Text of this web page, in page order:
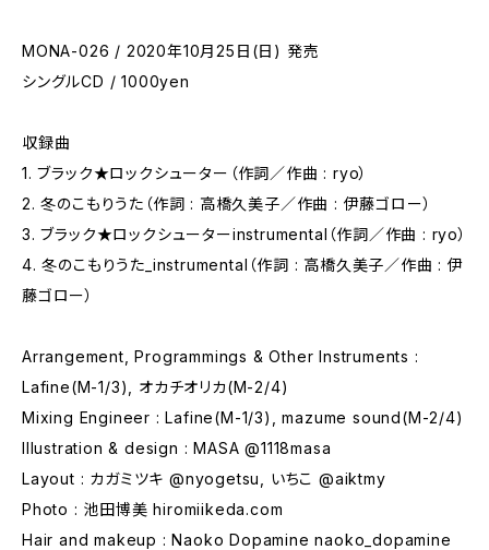
MONA-026 / 2020年10月25日(日) 発売
シングルCD / 1000yen
収録曲
1. ブラック★ロックシューター（作詞／作曲 : ryo）
2. 冬のこもりうた（作詞 : 高橋久美子／作曲 : 伊藤ゴロー）
3. ブラック★ロックシューターinstrumental（作詞／作曲 : ryo）
4. 冬のこもりうた_instrumental（作詞 : 高橋久美子／作曲 : 伊
藤ゴロー）
Arrangement, Programmings & Other Instruments :
Lafine(M-1/3), オカチオリカ(M-2/4)
Mixing Engineer : Lafine(M-1/3), mazume sound(M-2/4)
Illustration & design : MASA @1118masa
Layout : カガミツキ @nyogetsu, いちこ @aiktmy
Photo : 池田博美 hiromiikeda.com
Hair and makeup : Naoko Dopamine naoko_dopamine